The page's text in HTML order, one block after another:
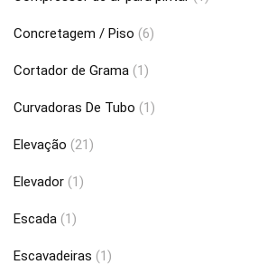
Concretagem / Piso (6)
Cortador de Grama (1)
Curvadoras De Tubo (1)
Elevação (21)
Elevador (1)
Escada (1)
Escavadeiras (1)